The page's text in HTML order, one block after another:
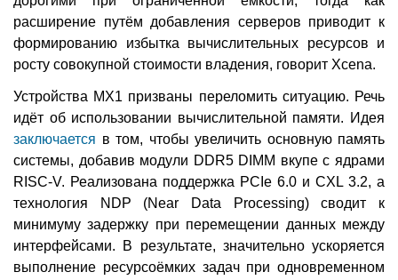
расширение путём добавления серверов приводит к
формированию избытка вычислительных ресурсов и
росту совокупной стоимости владения, говорит Xcena.
Устройства MX1 призваны переломить ситуацию. Речь
идёт об использовании вычислительной памяти. Идея
заключается в том, чтобы увеличить основную память
системы, добавив модули DDR5 DIMM вкупе с ядрами
RISC-V. Реализована поддержка PCIe 6.0 и CXL 3.2, а
технология NDP (Near Data Processing) сводит к
минимуму задержку при перемещении данных между
интерфейсами. В результате, значительно ускоряется
выполнение ресурсоёмких задач при одновременном